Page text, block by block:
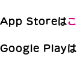
App Storeは
Google Playは